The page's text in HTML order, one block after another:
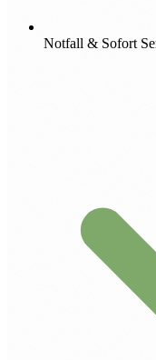
Notfall & Sofort